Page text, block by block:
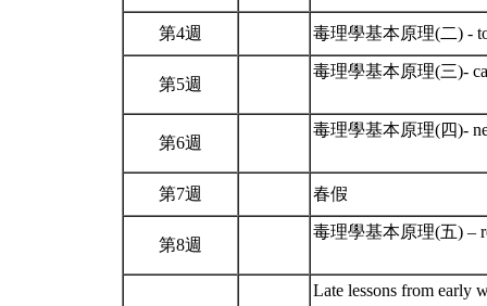
第4週 毒理學基本原理(二) -
第5週
毒理學基本原理(三)-
第6週
毒理學基本原理(四)-
第7週 春假
第8週
毒理學基本原理(五) –
Late lessons from early